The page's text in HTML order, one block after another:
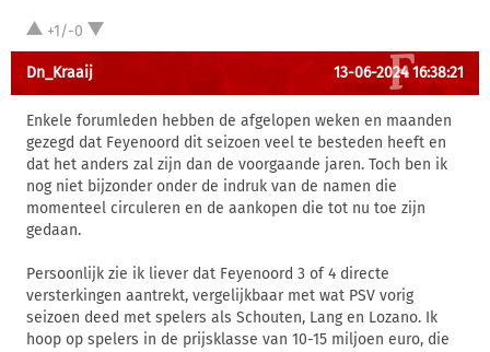
+1/-0
Dn_Kraaij 13-06-2024 16:38:21
Enkele forumleden hebben de afgelopen weken en maanden
gezegd dat Feyenoord dit seizoen veel te besteden heeft en
dat het anders zal zijn dan de voorgaande jaren. Toch ben ik
nog niet bijzonder onder de indruk van de namen die
momenteel circuleren en de aankopen die tot nu toe zijn
gedaan.
Persoonlijk zie ik liever dat Feyenoord 3 of 4 directe
versterkingen aantrekt, vergelijkbaar met wat PSV vorig
seizoen deed met spelers als Schouten, Lang en Lozano. Ik
hoop op spelers in de prijsklasse van 10-15 miljoen euro, die